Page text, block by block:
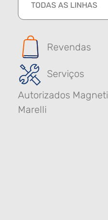
TODAS AS LINHAS
Revendas
Serviços
Autorizados Magneti
Marelli